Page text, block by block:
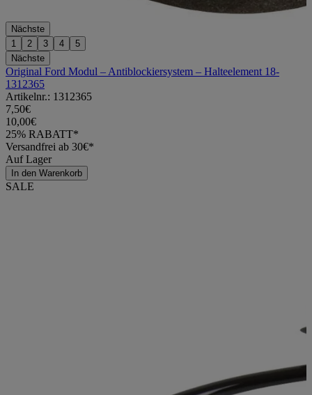
Nächste
1
2 3 4
5
Nächste
Original Ford Modul – Antiblockiersystem – Halteelement 18-
1312365
Artikelnr.: 1312365
7,50€
10,00€
25% RABATT*
Versandfrei ab 30€*
Auf Lager
In den Warenkorb
SALE